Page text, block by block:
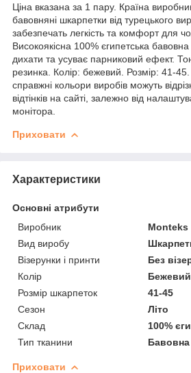
Ціна вказана за 1 пару. Країна
бавовняні шкарпетки від турецького
забезпечать легкість та комфорт для
Високоякісна 100% єгипетська бавовна
дихати та усуває парниковий ефект.
резинка. Колір: бежевий. Розмір: 41-
справжні кольори виробів можуть
відтінків на сайті, залежно від
монітора.
Приховати
Характеристики
Основні атрибути
Виробник
Monteks
Вид виробу
Візерунки і принти
Без
Колір
Бежевий
Розмір шкарпеток
41-45
Сезон
Літо
Склад
100%
Тип тканини
Бавовна
Приховати